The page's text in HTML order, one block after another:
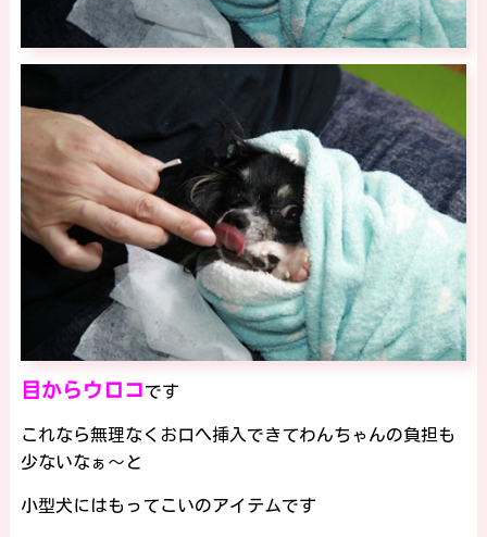
目からウロコです
これなら無理なくお口へ挿入できてわんちゃんの負担も
少ないなぁ～と
小型犬にはもってこいのアイテムです